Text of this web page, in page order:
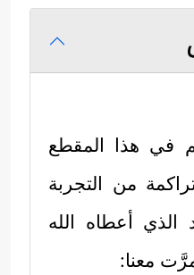
في هذا المقطع
من التجربة
الذي أعطاه الله
معنا: